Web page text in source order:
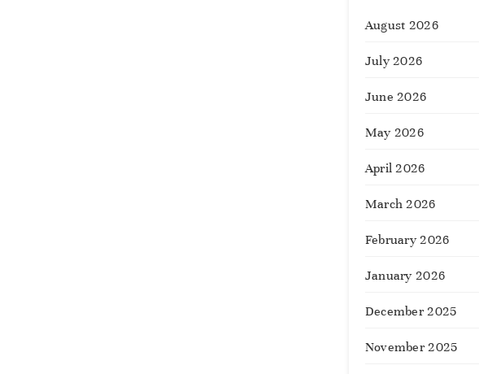
August 2026
July 2026
June 2026
May 2026
April 2026
March 2026
February 2026
January 2026
December 2025
November 2025